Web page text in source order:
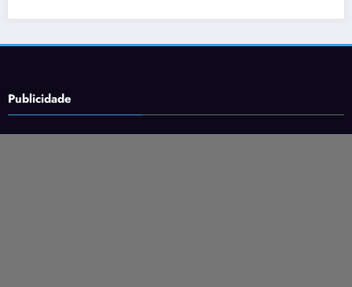
Publicidade